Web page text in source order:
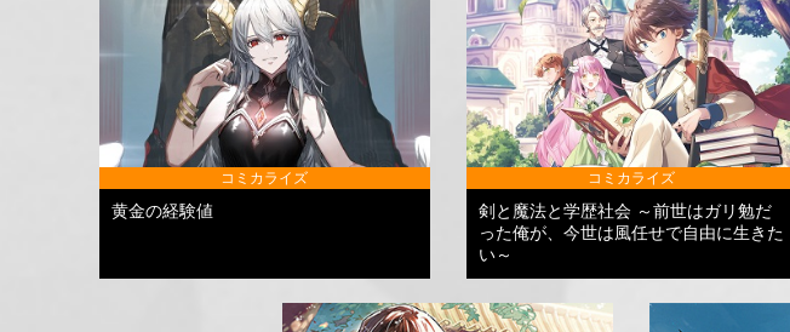
コミカライズ
黄金の経験値
コミカライズ
剣と魔法と学歴社会 ～前世はガリ勉だ
った俺が、今世は風任せで自由に生きた
い～